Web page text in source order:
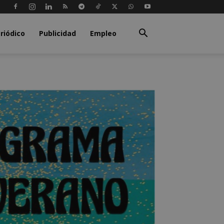
Publicidad Empleo